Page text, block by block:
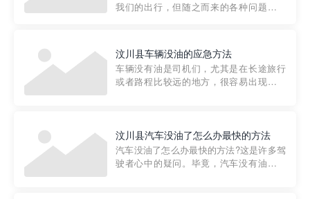
我们的出行，但随之而来的各种问题也让
紧急情况下，我们需要一种高效可靠的救
援方式。而这时，地库救援专...
汶川县车辆没油的应急方法
车辆没有油是司机们，尤其是在长途旅行
或者路程比较远的地方，很容易出现这种
的送油师傅，解决没油的紧急情况。 首
先，让我们来了解一下穿...
汶川县汽车没油了怎么办最快的方法
汽车没油了怎么办最快的方法?这是许多驾
驶者心中的疑问。毕竟，汽车没有油就无